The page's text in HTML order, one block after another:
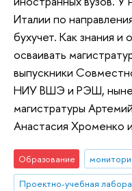
Италии по
бухучет. Как знания
осваивать
выпускники
НИУ ВШЭ и РЭШ, ныне
магистратуры
Анастасия Хроменко
Образование